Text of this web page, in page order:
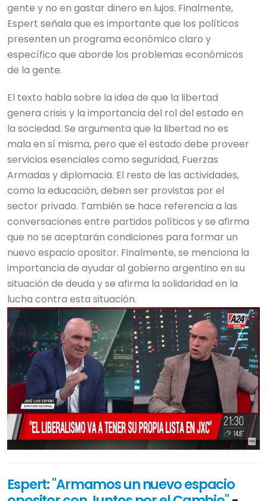
gente y no en gastar dinero en lujos. Finalmente,
Espert señala que es importante que los políticos
presenten un programa económico claro y
específico que aborde los problemas económicos
de la gente.
El texto habla sobre la idea de que la libertad
genera crisis y la importancia del rol del estado en
la sociedad. Se argumenta que la libertad no es
mala en sí misma, pero que el estado debe proveer
servicios esenciales como seguridad, Fuerzas
Armadas y diplomacia. El resto de las actividades,
como la educación, deben ser provistas por el
sector privado. También se hace referencia a las
conversaciones entre partidos políticos y se afirma
que no se aceptarán condiciones para formar un
nuevo espacio opositor. Finalmente, se menciona la
importancia de ayudar al gobierno argentino en su
situación de deuda y se afirma la solidaridad en la
lucha contra esta situación.
Espert: "Armamos un nuevo espacio